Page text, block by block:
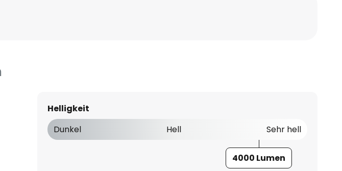
Helligkeit
Dunkel
Hell Sehr hell
4000 Lumen